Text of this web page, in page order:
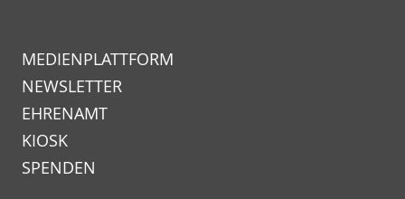
MEDIENPLATTFORM
NEWSLETTER
EHRENAMT
KIOSK
SPENDEN